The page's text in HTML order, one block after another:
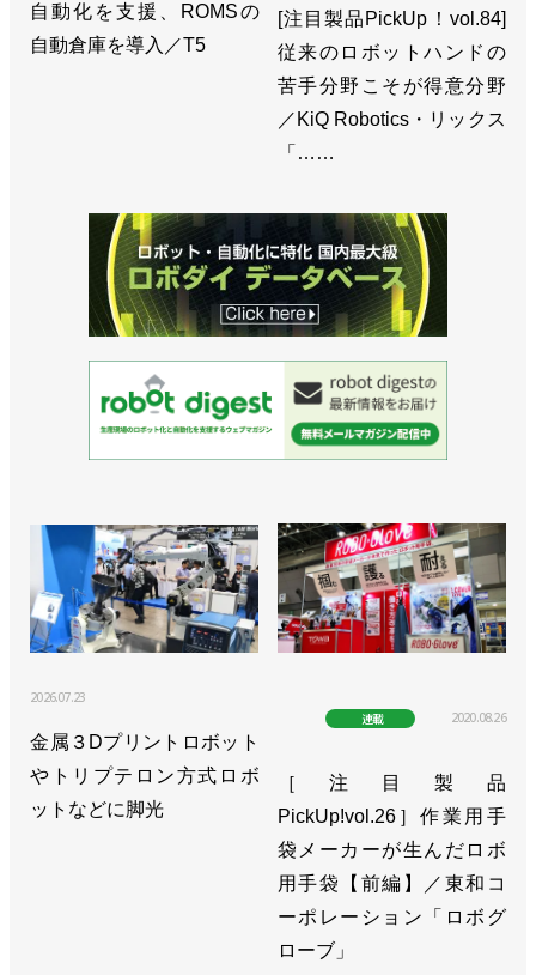
自動化を支援、ROMSの
自動倉庫を導入／T5
[注目製品PickUp！vol.84]
従来のロボットハンドの
苦手分野こそが得意分野
／KiQ Robotics・リックス
「……
2026.07.23
金属３Dプリントロボット
やトリプテロン方式ロボ
ットなどに脚光
連載 2020.08.26
［注目製品
PickUp!vol.26］作業用手
袋メーカーが生んだロボ
用手袋【前編】／東和コ
ーポレーション「ロボグ
ローブ」